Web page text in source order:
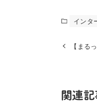
インタ
【まる
関連記